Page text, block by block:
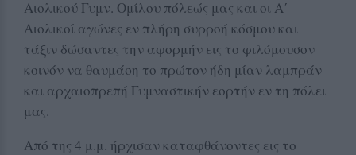
Αιολικού Γυμν. Ομίλου πόλεώς μας και οι Α΄
Αιολικοί αγώνες εν πλήρη συρροή κόσμου και
τάξιν δώσαντες την αφορμήν εις το φιλόμουσον
κοινόν να θαυμάση το πρώτον ήδη μίαν λαμπράν
και αρχαιοπρεπή Γυμναστικήν εορτήν εν τη πόλει
μας.
Από της 4 μ.μ. ήρχισαν καταφθάνοντες εις το